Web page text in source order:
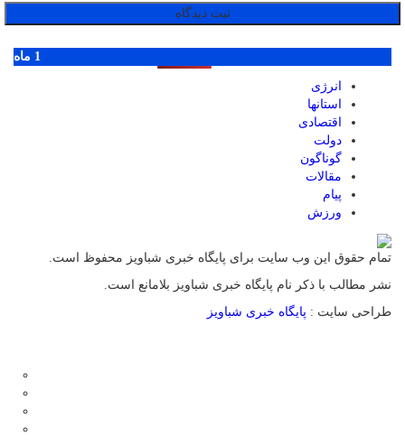
1 ماه
انرژی
استانها
اقتصادی
دولت
گوناگون
مقالات
پیام
ورزش
تمام حقوق این وب سایت برای پایگاه خبری شباویز محفوظ است.
نشر مطالب با ذکر نام پایگاه خبری شباویز بلامانع است.
طراحی سایت : پایگاه خبری شباویز